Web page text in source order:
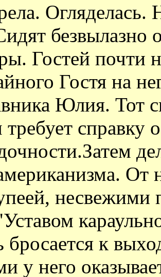
безвылазно
Гостей почти
Гостя на
Юлия. Тот
требует справку
От
несвежими
бросается к
у него